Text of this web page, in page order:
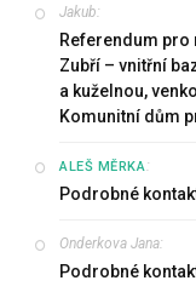
Jakub:
Referendum pro
Zubří – vnitřní
a kuželnou,
Komunitní dům
ALEŠ MĚRKA:
Podrobné
Onderkova Jana:
Podrobné